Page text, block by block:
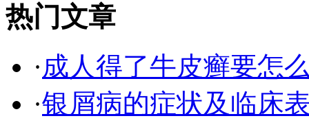
热门文章
·成人得了牛皮癣要怎
·银屑病的症状及临床